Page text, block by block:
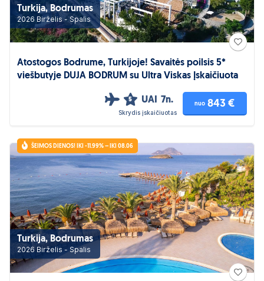
Turkija, Bodrumas
2026 Birželis - Spalis
Atostogos Bodrume, Turkijoje! Savaitės poilsis 5*
viešbutyje DUJA BODRUM su Ultra Viskas Įskaičiuota
5 UAI 7n.
Skrydis įskaičiuotas
nuo 843 €
ŠEIMOS DIENOS! IKI -11.99% – IKI 08.06
Turkija, Bodrumas
2026 Birželis - Spalis